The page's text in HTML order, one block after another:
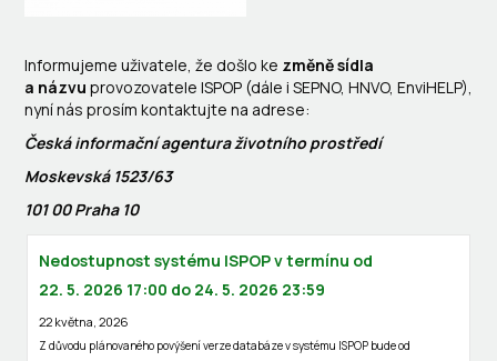
Informujeme uživatele, že došlo ke změně sídla
a názvu provozovatele ISPOP (dále i SEPNO, HNVO, EnviHELP),
nyní nás prosím kontaktujte na adrese:
Česká informační agentura životního prostředí
Moskevská 1523/63
101 00 Praha 10
Nedostupnost systému ISPOP v termínu od
22. 5. 2026 17:00 do 24. 5. 2026 23:59
22 května, 2026
Z důvodu plánovaného povýšení verze databáze v systému ISPOP bude od